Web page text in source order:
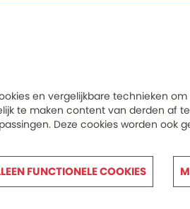
en
Lees hier
en
en vergelijkbare technieken
te maken content van derden af te
Deze cookies worden ook
FUNCTIONELE COOKIES